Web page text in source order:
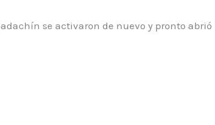
se activaron de nuevo y pronto abrió